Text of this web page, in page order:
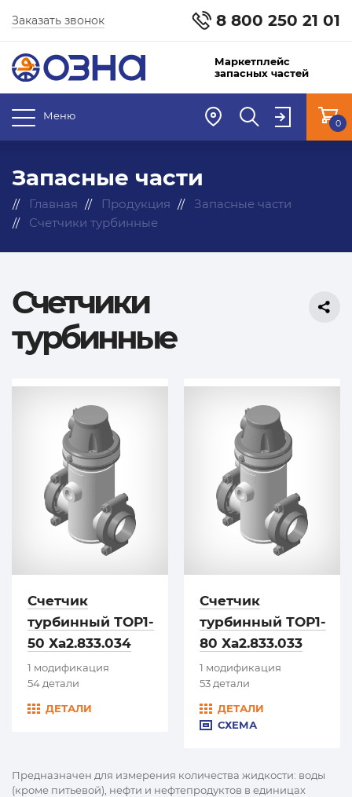
8 800 250 21 01
Заказать звонок
Маркетплейс
запасных частей
Меню
0
Запасные части
Главная Продукция
Запасные части
Счетчики турбинные
Счетчики
турбинные
Счетчик
турбинный ТОР1-
50 Ха2.833.034
1 модификация
54 детали
ДЕТАЛИ
Счетчик
турбинный ТОР1-
80 Ха2.833.033
1 модификация
53 детали
ДЕТАЛИ
СХЕМА
Предназначен для измерения количества жидкости: воды
(кроме питьевой), нефти и нефтепродуктов в единицах